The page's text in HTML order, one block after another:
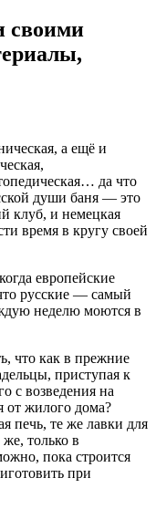
своими
а ещё и
да что
души баня — это
клуб, и немецкая
время в кругу своей
европейские
русские — самый
неделю моются в
что как в прежние
приступая к
с возведения на
от жилого дома?
печь, те же лавки для
только в
пока строится
при